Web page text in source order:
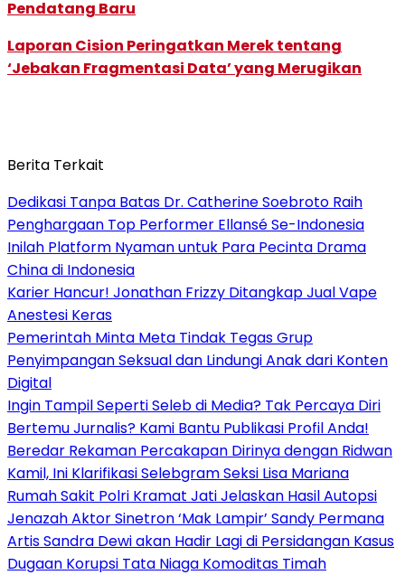
Pendatang Baru
Laporan Cision Peringatkan Merek tentang
‘Jebakan Fragmentasi Data’ yang Merugikan
Berita Terkait
Dedikasi Tanpa Batas Dr. Catherine Soebroto Raih
Penghargaan Top Performer Ellansé Se-Indonesia
Inilah Platform Nyaman untuk Para Pecinta Drama
China di Indonesia
Karier Hancur! Jonathan Frizzy Ditangkap Jual Vape
Anestesi Keras
Pemerintah Minta Meta Tindak Tegas Grup
Penyimpangan Seksual dan Lindungi Anak dari Konten
Digital
Ingin Tampil Seperti Seleb di Media? Tak Percaya Diri
Bertemu Jurnalis? Kami Bantu Publikasi Profil Anda!
Beredar Rekaman Percakapan Dirinya dengan Ridwan
Kamil, Ini Klarifikasi Selebgram Seksi Lisa Mariana
Rumah Sakit Polri Kramat Jati Jelaskan Hasil Autopsi
Jenazah Aktor Sinetron ‘Mak Lampir’ Sandy Permana
Artis Sandra Dewi akan Hadir Lagi di Persidangan Kasus
Dugaan Korupsi Tata Niaga Komoditas Timah